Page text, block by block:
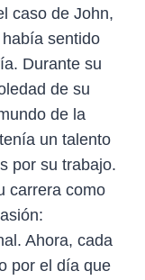
caso de John,
sentido
Durante su
de su
de la
un talento
por su trabajo.
carrera como
Ahora, cada
por el día que